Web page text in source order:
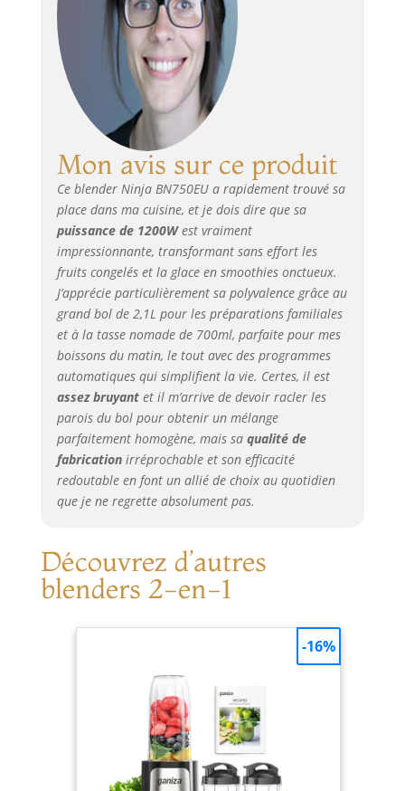
Mon avis sur ce produit
Ce blender Ninja BN750EU a rapidement trouvé sa
place dans ma cuisine, et je dois dire que sa
puissance de 1200West vraiment
impressionnante, transformant sans effort les
fruits congelés et la glace en smoothies onctueux.
J’apprécie particulièrement sa polyvalence grâce au
grand bol de 2,1L pour les préparations familiales
et à la tasse nomade de 700ml, parfaite pour mes
boissons du matin, le tout avec des programmes
automatiques qui simplifient la vie. Certes, il est
assez bruyantet il m’arrive de devoir racler les
parois du bol pour obtenir un mélange
parfaitement homogène, mais sa qualité de
fabricationirréprochable et son efficacité
redoutable en font un allié de choix au quotidien
que je ne regrette absolument pas.
Découvrez d’autres
blenders 2-en-1
-16%